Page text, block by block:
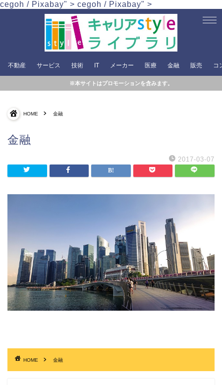
cegoh / Pixabay" > cegoh / Pixabay" >
不動産 サービス 技術 IT メーカー 医療 金融 販売 コ
※本サイトはプロモーションを含みます。
HOME 金融
金融
2017-03-07
HOME 金融